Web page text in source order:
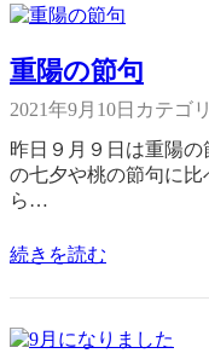
重陽の節句
2021年9月10日 カテゴ
昨日９月９日は重陽
の七夕や桃の節句に
ら…
続きを読む